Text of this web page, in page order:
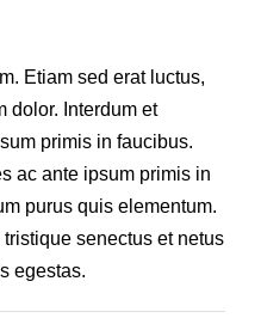
Etiam sed erat luctus,
dolor. Interdum et
primis in faucibus.
ac ante ipsum primis in
purus quis elementum.
senectus et netus
egestas.